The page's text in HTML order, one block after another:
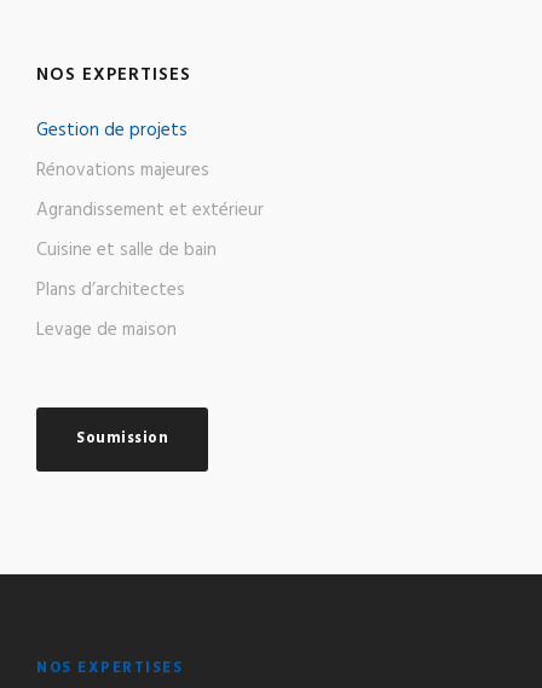
NOS EXPERTISES
Gestion de projets
Rénovations majeures
Agrandissement et extérieur
Cuisine et salle de bain
Plans d’architectes
Levage de maison
Soumission
NOS EXPERTISES